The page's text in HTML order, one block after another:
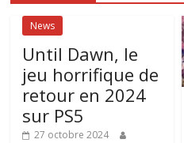
News
Until Dawn, le
jeu horrifique de
retour en 2024
sur PS5
27 octobre 2024